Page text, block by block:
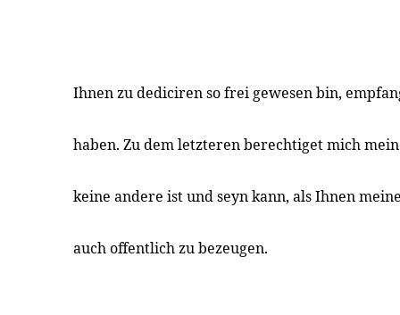
Ihnen zu dediciren so frei gewesen bin,
haben. Zu dem letzteren berechtiget mich
keine andere ist und seyn kann, als Ihnen
auch offentlich zu bezeugen.